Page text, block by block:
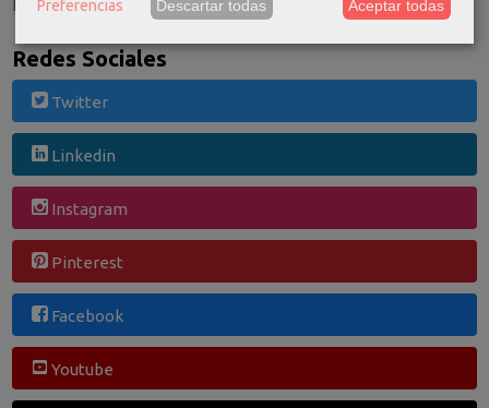
El carrito de la compra está vacío
Redes Sociales
Twitter
Linkedin
Instagram
Pinterest
Facebook
Youtube
Preferencias Descartar todas Aceptar todas